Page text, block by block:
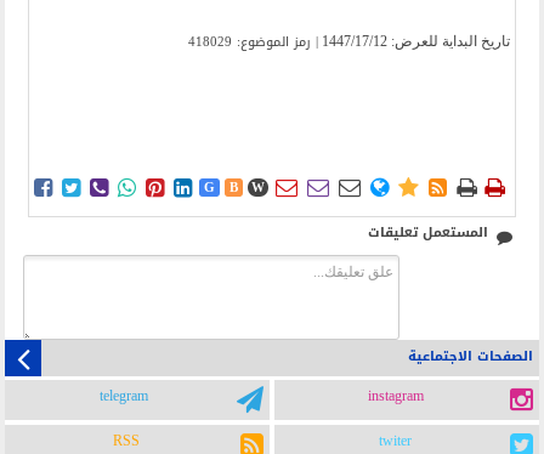
تاریخ البدایة للعرض: 1447/17/12 | رمز الموضوع: 418029
      G B W        
المستعمل تعليقات
الصفحات الاجتماعية
instagram
telegram
twiter
RSS